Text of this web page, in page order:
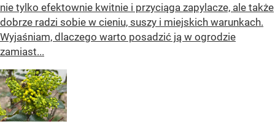
nie tylko efektownie kwitnie i przyciąga zapylacze, ale także
dobrze radzi sobie w cieniu, suszy i miejskich warunkach.
Wyjaśniam, dlaczego warto posadzić ją w ogrodzie
zamiast...